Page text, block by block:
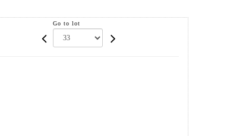
Go to lot